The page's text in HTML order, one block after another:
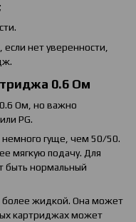
нет уверенности,
0.6 Ом
Ом, но важно
PG.
немного гуще, чем 50/50.
мягкую подачу. Для
быть нормальный
более жидкой. Она может
картриджах может